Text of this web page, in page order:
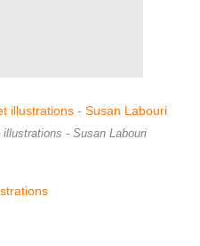
- Susan Labouri